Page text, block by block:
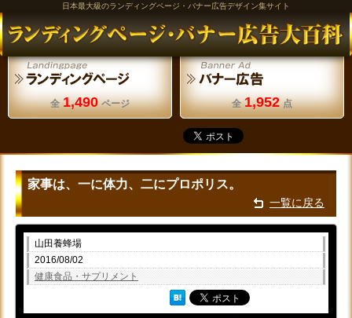
日本最大級のランディングページ・バナー広告デザイン集サイト
全 1,490 ページ 全 1,952 点
家事は、一に体力、二にプロポリス。
一覧に戻る
山田養蜂場
2016/08/02
健康食品・サプリメント